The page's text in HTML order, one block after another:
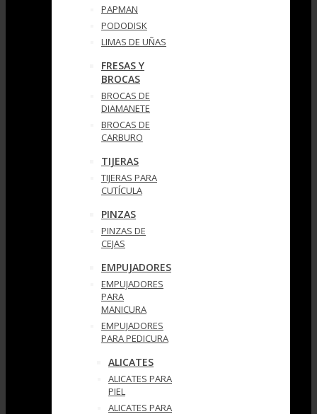
PAPMAN
PODODISK
LIMAS DE UÑAS
FRESAS Y
BROCAS
BROCAS DE
DIAMANETE
BROCAS DE
CARBURO
TIJERAS
TIJERAS PARA
CUTÍCULA
PINZAS
PINZAS DE
CEJAS
EMPUJADORES
EMPUJADORES
PARA
MANICURA
EMPUJADORES
PARA PEDICURA
ALICATES
ALICATES PARA
PIEL
ALICATES PARA